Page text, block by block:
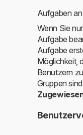
Aufgaben
Wenn Sie
Aufgabe
Aufgabe
Möglichkeit,
Benutzern
Gruppen